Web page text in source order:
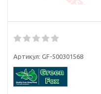
Артикул: GF-500301568